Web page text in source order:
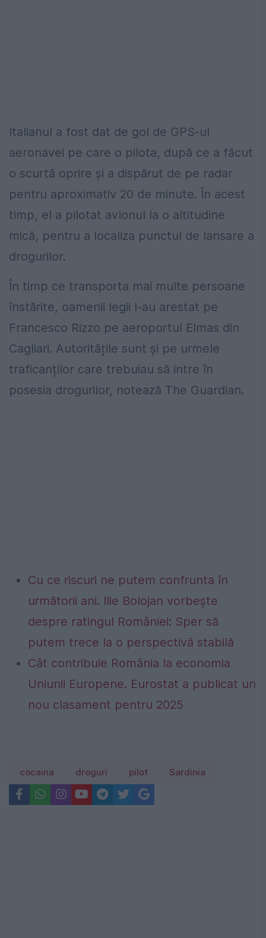
Italianul a fost dat de gol de GPS-ul
aeronavei pe care o pilota, după ce a făcut
o scurtă oprire și a dispărut de pe radar
pentru aproximativ 20 de minute. În acest
timp, el a pilotat avionul la o altitudine
mică, pentru a localiza punctul de lansare a
drogurilor.
În timp ce transporta mai multe persoane
înstărite, oamenii legii l-au arestat pe
Francesco Rizzo pe aeroportul Elmas din
Cagliari. Autoritățile sunt și pe urmele
traficanților care trebuiau să intre în
posesia drogurilor, notează The Guardian.
Cu ce riscuri ne putem confrunta în
următorii ani. Ilie Bolojan vorbește
despre ratingul României: Sper să
putem trece la o perspectivă stabilă
Cât contribuie România la economia
Uniunii Europene. Eurostat a publicat un
nou clasament pentru 2025
cocaina droguri pilot Sardinia